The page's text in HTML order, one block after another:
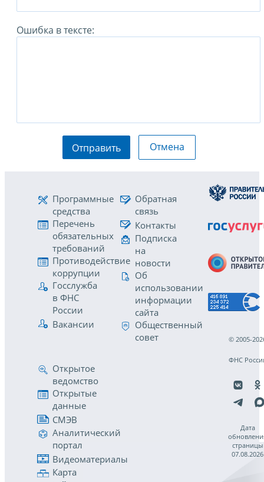
Ошибка в тексте:
Отправить Отмена
Программные
средства
Перечень
обязательных
требований
Противодействие
коррупции
Госслужба
в ФНС
России
Вакансии
Обратная
связь
Контакты
Подписка
на
новости
Об
использовании
информации
сайта
Общественный
совет
Открытое
ведомство
Открытые
данные
СМЭВ
Аналитический
портал
Видеоматериалы
Карта
© 2005-
ФНС
Дата
страницы
07.08.2026